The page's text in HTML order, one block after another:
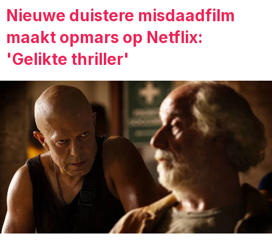
Nieuwe duistere misdaadfilm
maakt opmars op Netflix:
'Gelikte thriller'